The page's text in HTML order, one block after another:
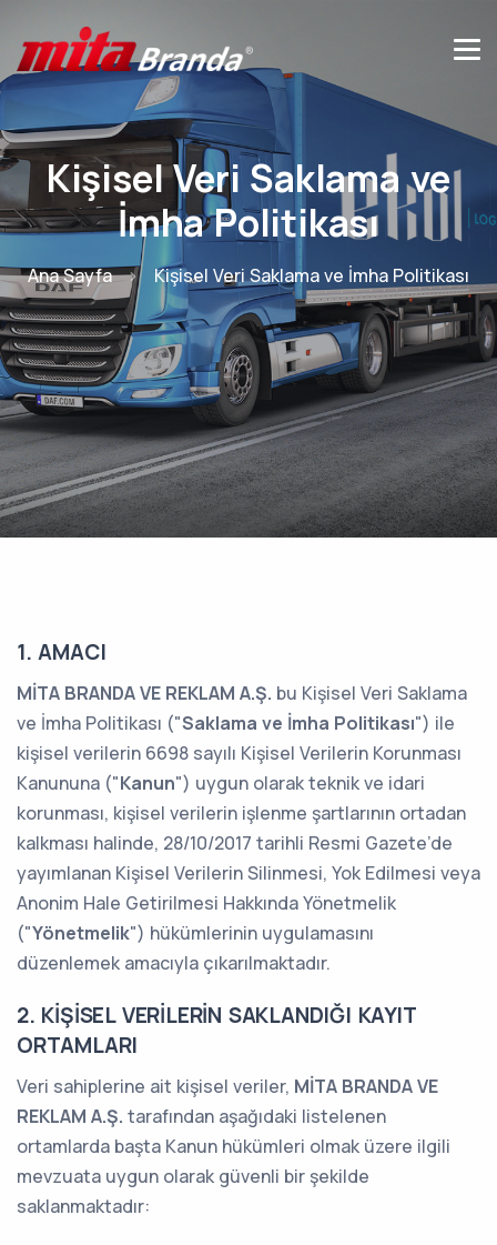
Kişisel Veri Saklama ve
İmha Politikası
Ana Sayfa Kişisel Veri Saklama ve İmha Politikası
1. AMACI
MİTA BRANDA VE REKLAM A.Ş. bu Kişisel Veri Saklama
ve İmha Politikası ("Saklama ve İmha Politikası") ile
kişisel verilerin 6698 sayılı Kişisel Verilerin Korunması
Kanununa ("Kanun") uygun olarak teknik ve idari
korunması, kişisel verilerin işlenme şartlarının ortadan
kalkması halinde, 28/10/2017 tarihli Resmi Gazete’de
yayımlanan Kişisel Verilerin Silinmesi, Yok Edilmesi veya
Anonim Hale Getirilmesi Hakkında Yönetmelik
("Yönetmelik") hükümlerinin uygulamasını
düzenlemek amacıyla çıkarılmaktadır.
2. KİŞİSEL VERİLERİN SAKLANDIĞI KAYIT
ORTAMLARI
Veri sahiplerine ait kişisel veriler, MİTA BRANDA VE
REKLAM A.Ş. tarafından aşağıdaki listelenen
ortamlarda başta Kanun hükümleri olmak üzere ilgili
mevzuata uygun olarak güvenli bir şekilde
saklanmaktadır: